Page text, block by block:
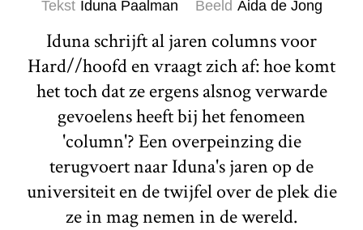
Tekst Iduna Paalman Beeld Aida de Jong
Iduna schrijft al jaren columns voor
Hard//hoofd en vraagt zich af: hoe komt
het toch dat ze ergens alsnog verwarde
gevoelens heeft bij het fenomeen
'column'? Een overpeinzing die
terugvoert naar Iduna's jaren op de
universiteit en de twijfel over de plek die
ze in mag nemen in de wereld.